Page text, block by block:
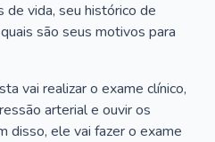
de vida, seu histórico de
são seus motivos para
vai realizar o exame clínico,
arterial e ouvir os
disso, ele vai fazer o exame